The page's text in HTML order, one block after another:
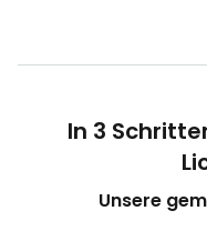
In 3
Unsere